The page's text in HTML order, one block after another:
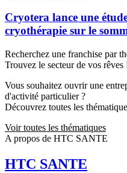
Cryotera lance une
cryothérapie sur le
Recherchez une franchise par
Trouvez le secteur de vos rêves
Vous souhaitez ouvrir une
d'activité particulier ?
Découvrez toutes les
Voir toutes les thématiques
A propos de HTC SANTE
HTC SANTE